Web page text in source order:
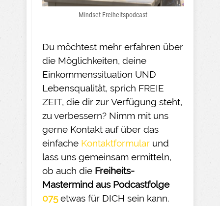
Mindset Freiheitspodcast
Du möchtest mehr erfahren über
die Möglichkeiten, deine
Einkommenssituation UND
Lebensqualität, sprich FREIE
ZEIT, die dir zur Verfügung steht,
zu verbessern? Nimm mit uns
gerne Kontakt auf über das
einfache Kontaktformular und
lass uns gemeinsam ermitteln,
ob auch die Freiheits-
Mastermind aus Podcastfolge
075etwas für DICH sein kann.